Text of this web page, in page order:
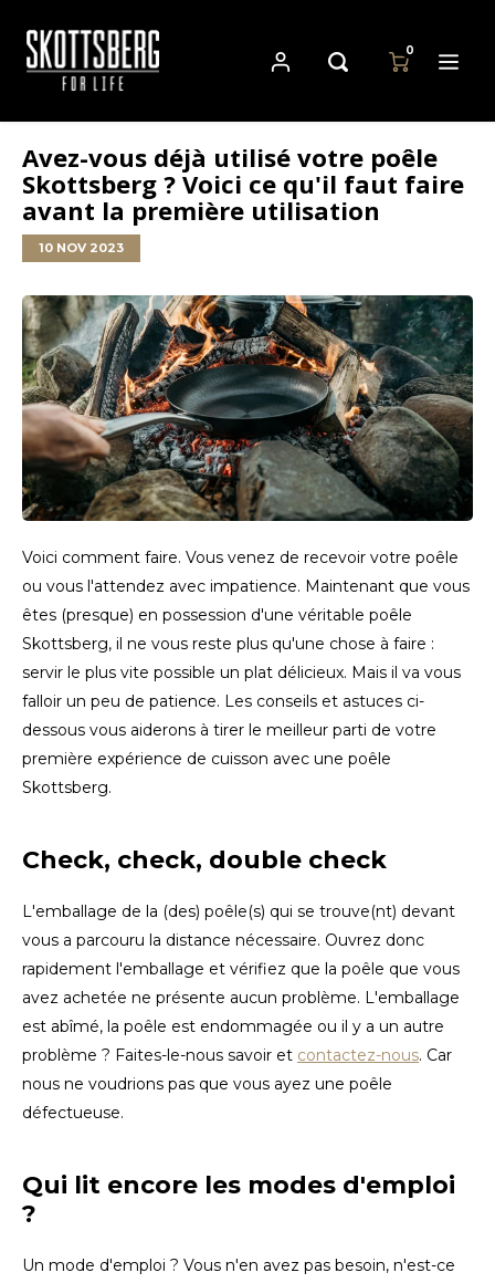
Hoofdmenu / casseroles
Casseroles
Cast Iron Cookware
Carbon Steel Cookware
Stainless Steel Cookware
Hoofdmenu
Langue
Nederlands
Deutsch
English
Français
Español
Polski
Hoofdmenu
Devise
EUR
GBP
USD
AUD
CAD
CHF
INR
CZK
HUF
NOK
PHP
0
Avez-vous déjà utilisé votre poêle
Skottsberg ? Voici ce qu'il faut faire
avant la première utilisation
10 NOV 2023
Voici comment faire. Vous venez de recevoir votre poêle
ou vous l'attendez avec impatience. Maintenant que vous
êtes (presque) en possession d'une véritable poêle
Skottsberg, il ne vous reste plus qu'une chose à faire :
servir le plus vite possible un plat délicieux. Mais il va vous
falloir un peu de patience. Les conseils et astuces ci-
dessous vous aiderons à tirer le meilleur parti de votre
première expérience de cuisson avec une poêle
Skottsberg.
Check, check, double check
L'emballage de la (des) poêle(s) qui se trouve(nt) devant
vous a parcouru la distance nécessaire. Ouvrez donc
rapidement l'emballage et vérifiez que la poêle que vous
avez achetée ne présente aucun problème. L'emballage
est abîmé, la poêle est endommagée ou il y a un autre
problème ? Faites-le-nous savoir et contactez-nous. Car
nous ne voudrions pas que vous ayez une poêle
défectueuse.
Qui lit encore les modes d'emploi
?
Un mode d'emploi ? Vous n'en avez pas besoin, n'est-ce